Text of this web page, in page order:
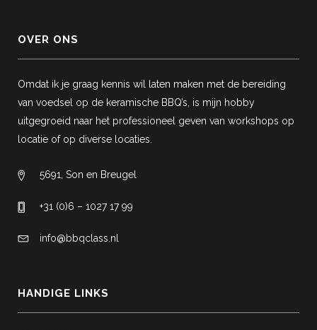
OVER ONS
Omdat ik je graag kennis wil laten maken met de bereiding
van voedsel op de keramische BBQ’s, is mijn hobby
uitgegroeid naar het professioneel geven van workshops op
locatie of op diverse locaties.
5691, Son en Breugel
+31 (0)6 – 1027 17 99
info@bbqclass.nl
HANDIGE LINKS